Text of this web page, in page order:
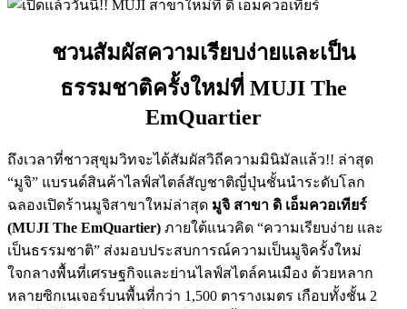
ชวนสัมผัสความเรียบง่ายและเป็น
ธรรมชาติครั้งใหม่ที่ MUJI The
EmQuartier
ถึงเวลาที่ชาวสุขุมวิทจะได้สัมผัสวิถีความมินิมัลแล้ว!! ล่าสุด
“มูจิ” แบรนด์สินค้าไลฟ์สไตล์สัญชาติญี่ปุ่นชั้นนำระดับโลก
ฉลองเปิดร้านมูจิสาขาใหม่ล่าสุด มูจิ สาขา ดิ เอ็มควอเทียร์
(MUJI The EmQuartier) ภายใต้แนวคิด “ความเรียบง่าย และ
เป็นธรรมชาติ” ส่งมอบประสบการณ์ความเป็นมูจิครั้งใหม่
ใจกลางพื้นที่เศรษฐกิจและย่านไลฟ์สไตล์คนเมือง ด้วยหลาก
หลายซิกเนเจอร์บนพื้นที่กว่า 1,500 ตารางเมตร เกือบทั้งชั้น 2